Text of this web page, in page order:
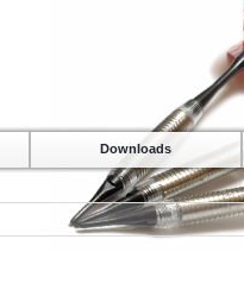
Downloads